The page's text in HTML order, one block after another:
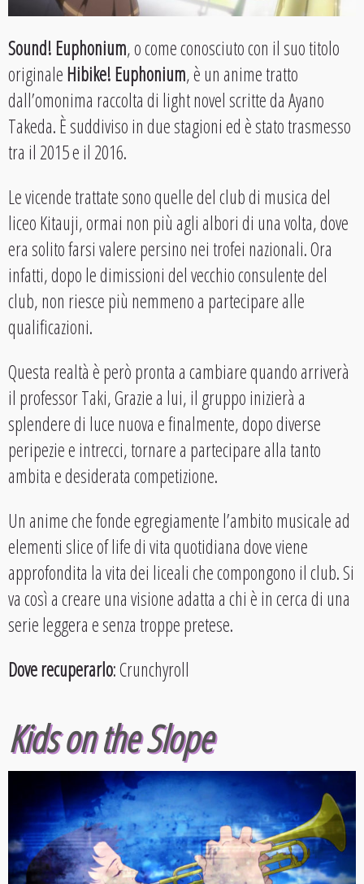
Sound! Euphonium, o come conosciuto con il suo titolo
originaleHibike! Euphonium, è un anime tratto
dall’omonima raccolta di light novel scritte da Ayano
Takeda. È suddiviso in due stagioni ed è stato trasmesso
tra il 2015 e il 2016.
Le vicende trattate sono quelle del club di musica del
liceo Kitauji, ormai non più agli albori di una volta, dove
era solito farsi valere persino nei trofei nazionali. Ora
infatti, dopo le dimissioni del vecchio consulente del
club, non riesce più nemmeno a partecipare alle
qualificazioni.
Questa realtà è però pronta a cambiare quando arriverà
il professor Taki, Grazie a lui, il gruppo inizierà a
splendere di luce nuova e finalmente, dopo diverse
peripezie e intrecci, tornare a partecipare alla tanto
ambita e desiderata competizione.
Un anime che fonde egregiamente l’ambito musicale ad
elementi slice of life di vita quotidiana dove viene
approfondita la vita dei liceali che compongono il club. Si
va così a creare una visione adatta a chi è in cerca di una
serie leggera e senza troppe pretese.
Dove recuperarlo: Crunchyroll
Kids on the Slope